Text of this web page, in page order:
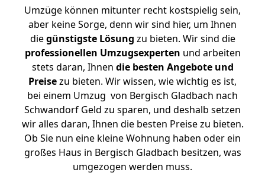
Umzüge können mitunter recht kostspielig sein,
aber keine Sorge, denn wir sind hier, um Ihnen
diegünstigste Lösung zu bieten. Wir sind die
professionellen Umzugsexperten und arbeiten
stets daran, Ihnen die besten Angebote und
Preisezu bieten. Wir wissen, wie wichtig es ist,
bei einem Umzug von Bergisch Gladbach nach
Schwandorf Geld zu sparen, und deshalb setzen
wir alles daran, Ihnen die besten Preise zu bieten.
Ob Sie nun eine kleine Wohnung haben oder ein
großes Haus in Bergisch Gladbach besitzen, was
umgezogen werden muss.